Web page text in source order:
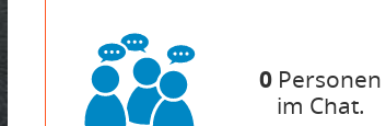
0 Personen
im Chat.